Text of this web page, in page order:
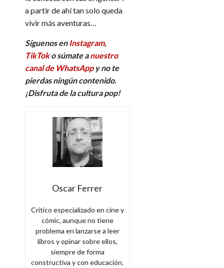
a partir de ahí tan solo queda
vivir más aventuras…
Síguenos enInstagram,
TikToko súmate anuestro
canal de WhatsAppy no te
pierdas ningún contenido.
¡Disfruta de laculturapop!
Oscar Ferrer
Crítico especializado en cine y
cómic, aunque no tiene
problema en lanzarse a leer
libros y opinar sobre ellos,
siempre de forma
constructiva y con educación.